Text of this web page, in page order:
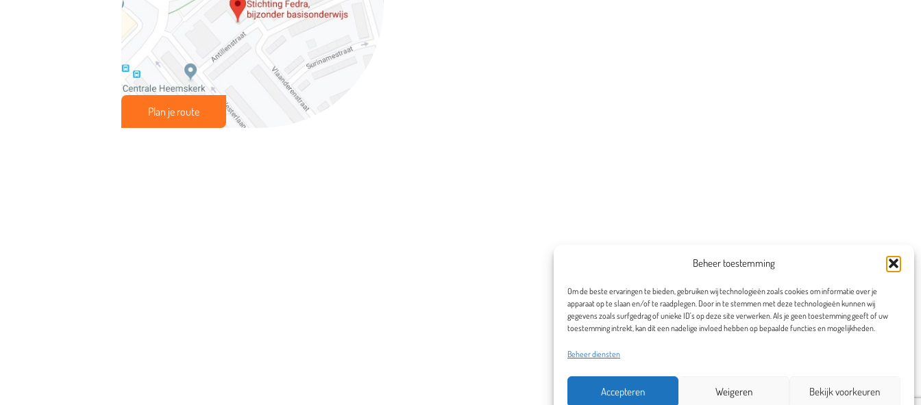
Beheer toestemming
Om de beste ervaringen te bieden, gebruiken wij technologieën zoals cookies om informatie over je
apparaat op te slaan en/of te raadplegen. Door in te stemmen met deze technologieën kunnen wij
gegevens zoals surfgedrag of unieke ID's op deze site verwerken. Als je geen toestemming geeft of uw
toestemming intrekt, kan dit een nadelige invloed hebben op bepaalde functies en mogelijkheden.
Beheer diensten
Accepteren Weigeren Bekijk voorkeuren
Plan je route